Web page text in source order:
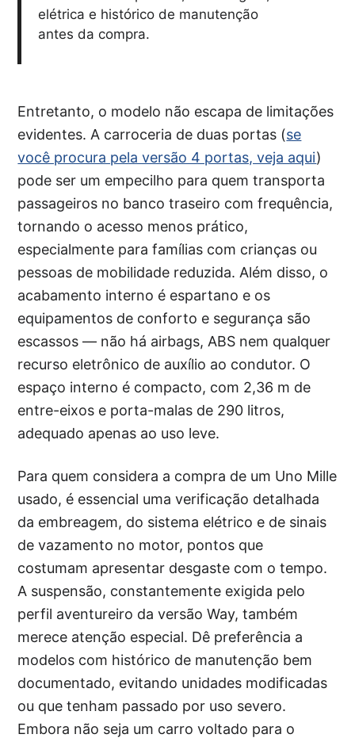
elétrica e histórico de manutenção
antes da compra.
Entretanto, o modelo não escapa de limitações
evidentes. A carroceria de duas portas (se
você procura pela versão 4 portas, veja aqui)
pode ser um empecilho para quem transporta
passageiros no banco traseiro com frequência,
tornando o acesso menos prático,
especialmente para famílias com crianças ou
pessoas de mobilidade reduzida. Além disso, o
acabamento interno é espartano e os
equipamentos de conforto e segurança são
escassos — não há airbags, ABS nem qualquer
recurso eletrônico de auxílio ao condutor. O
espaço interno é compacto, com 2,36 m de
entre-eixos e porta-malas de 290 litros,
adequado apenas ao uso leve.
Para quem considera a compra de um Uno Mille
usado, é essencial uma verificação detalhada
da embreagem, do sistema elétrico e de sinais
de vazamento no motor, pontos que
costumam apresentar desgaste com o tempo.
A suspensão, constantemente exigida pelo
perfil aventureiro da versão Way, também
merece atenção especial. Dê preferência a
modelos com histórico de manutenção bem
documentado, evitando unidades modificadas
ou que tenham passado por uso severo.
Embora não seja um carro voltado para o